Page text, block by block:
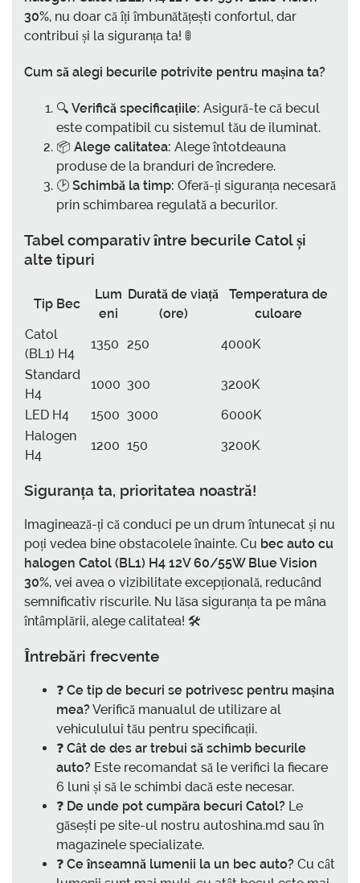
30%, nu doar că îți îmbunătățești confortul, dar
contribui și la siguranța ta! 🚦
Cum să alegi becurile potrivite pentru mașina ta?
🔍 Verifică specificațiile: Asigură-te că becul
este compatibil cu sistemul tău de iluminat.
📦 Alege calitatea: Alege întotdeauna
produse de la branduri de încredere.
🕑 Schimbă la timp: Oferă-ți siguranța necesară
prin schimbarea regulată a becurilor.
Tabel comparativ între becurile Catol și
alte tipuri
Tip Bec
Lum
eni
Durată de viață
(ore)
Temperatura de
culoare
Catol
(BL1) H4
1350 250
4000K
Standard
H4
1000 300
3200K
LED H4
1500 3000
6000K
Halogen
H4
1200 150 3200K
Siguranța ta, prioritatea noastră!
Imaginează-ți că conduci pe un drum întunecat și nu
poți vedea bine obstacolele înainte. Cu bec auto cu
halogen Catol (BL1) H4 12V 60/55W Blue Vision
30%, vei avea o vizibilitate excepțională, reducând
semnificativ riscurile. Nu lăsa siguranța ta pe mâna
întâmplării, alege calitatea! 🛠️
Întrebări frecvente
❓ Ce tip de becuri se potrivesc pentru mașina
mea? Verifică manualul de utilizare al
vehiculului tău pentru specificații.
❓ Cât de des ar trebui să schimb becurile
auto? Este recomandat să le verifici la fiecare
6 luni și să le schimbi dacă este necesar.
❓ De unde pot cumpăra becuri Catol? Le
găsești pe site-ul nostru autoshina.md sau în
magazinele specializate.
❓ Ce înseamnă lumenii la un bec auto? Cu cât